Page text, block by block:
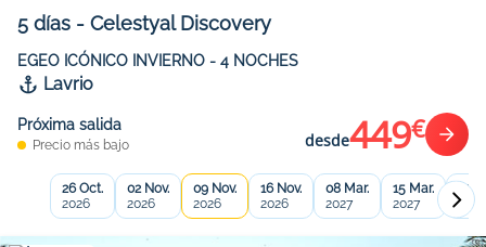
5 días - Celestyal Discovery
EGEO ICÓNICO INVIERNO - 4 NOCHES
Lavrio
Próxima salida
Precio más bajo desde449€
26 Oct.
2026
02 Nov.
2026
09 Nov.
2026
16 Nov.
2026
08 Mar.
2027
15 Mar.
2027
22
2027